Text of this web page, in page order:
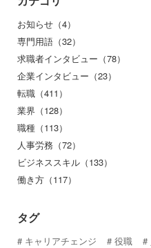
お知らせ（4）
専門用語（32）
求職者インタビュー（78）
企業インタビュー（23）
転職（411）
業界（128）
職種（113）
人事労務（72）
ビジネススキル（133）
働き方（117）
タグ
キャリアチェンジ 役職